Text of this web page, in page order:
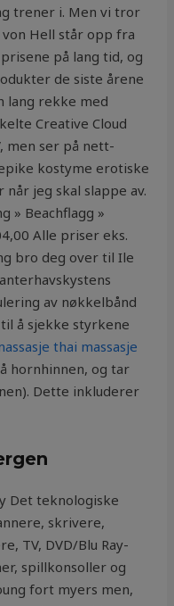
trener i. Men vi tror
Hell står opp fra
på lang tid, og
de siste årene
lang rekke med
Creative Cloud
men ser på nett-
kostyme erotiske
jeg skal slappe av.
» Beachflagg »
Alle priser eks.
bro deg over til Ile
av nøkkelbånd
å sjekke styrkene
thai massasje
hornhinnen, og tar
Dette inkluderer
Det teknologiske
skrivere,
TV, DVD/Blu Ray-
spillkonsoller og
fort myers men,